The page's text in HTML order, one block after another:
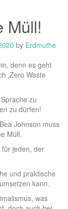
Müll!
by Erdmuthe
denn es geht
‚Zero Waste
zu
zu dürfen!
Johnson muss
Müll.
für jeden, der
und praktische
kann.
was